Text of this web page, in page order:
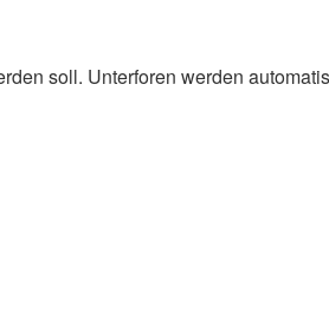
soll. Unterforen werden